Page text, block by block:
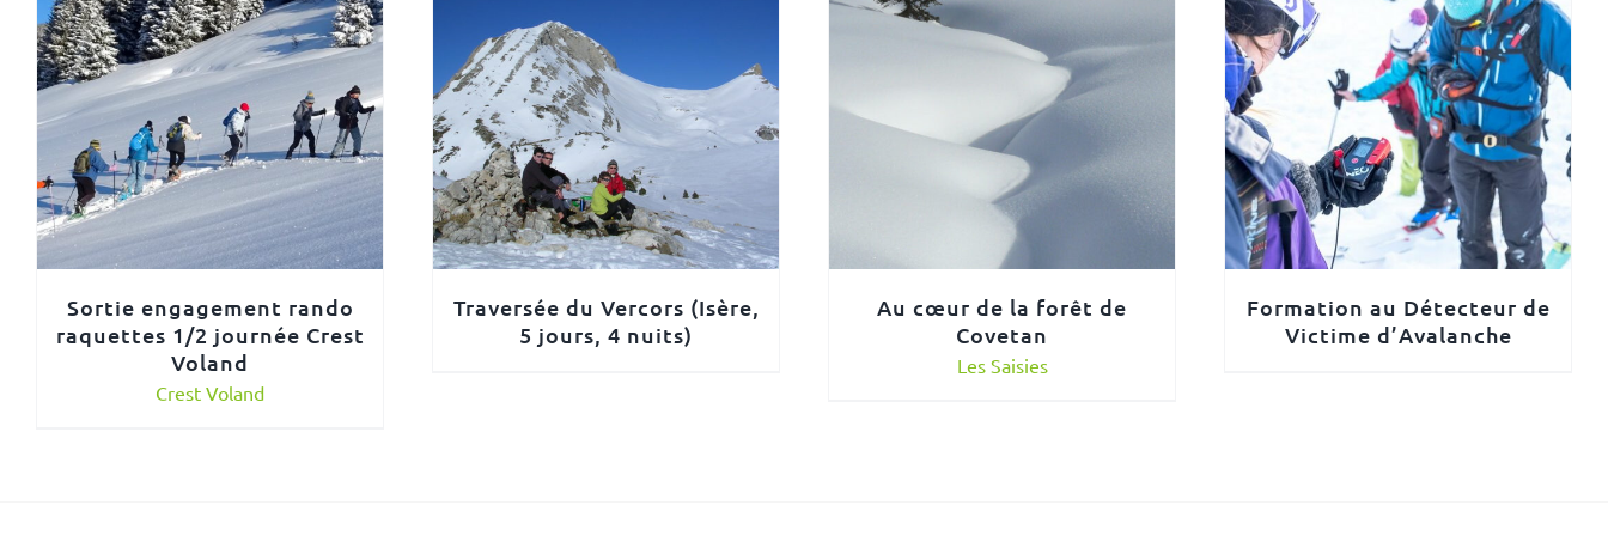
Sortie engagement rando
raquettes 1/2 journée Crest
Voland
Crest Voland
Traversée du Vercors (Isère,
5 jours, 4 nuits)
Au cœur de la forêt de
Covetan
Les Saisies
Formation au Détecteur de
Victime d’Avalanche